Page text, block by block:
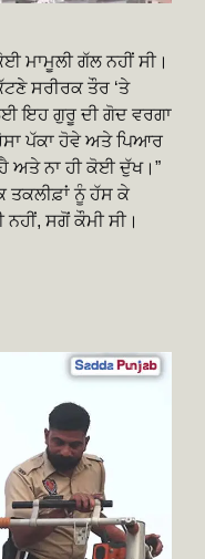
ਮਾਮੂਲੀ ਗੱਲ ਨਹੀਂ ਸੀ।
ਸਰੀਰਕ ਤੌਰ ‘ਤੇ
ਇਹ ਗੁਰੂ ਦੀ ਗੋਦ ਵਰਗਾ
ਪੱਕਾ ਹੋਵੇ ਅਤੇ ਪਿਆਰ
ਅਤੇ ਨਾ ਹੀ ਕੋਈ ਦੁੱਖ।”
ਤਕਲੀਫ਼ਾਂ ਨੂੰ ਹੱਸ ਕੇ
ਸਗੋਂ ਕੌਮੀ ਸੀ।